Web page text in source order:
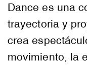
Dance es una
trayectoria y
crea
movimiento, la